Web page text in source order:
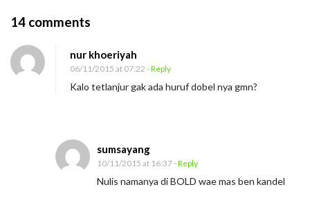
14 comments
N
e
nur khoeriyah
06/11/2015 at 07:22 - Reply
Kalo tetlanjur gak ada huruf dobel nya gmn?
sumsayang
10/11/2015 at 16:37- Reply
Nulis namanya di BOLD wae mas ben kandel